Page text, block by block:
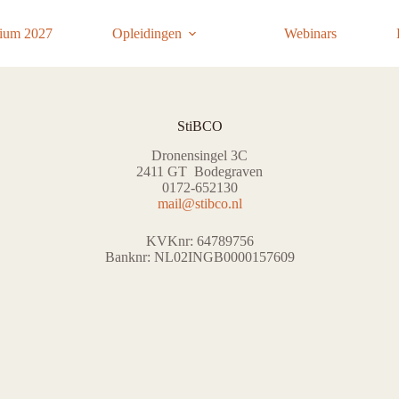
2027 Opleidingen Webinars
StiBCO
Dronensingel 3C
2411 GT Bodegraven
0172-652130
mail@stibco.nl
KVKnr: 64789756
Banknr: NL02INGB0000157609